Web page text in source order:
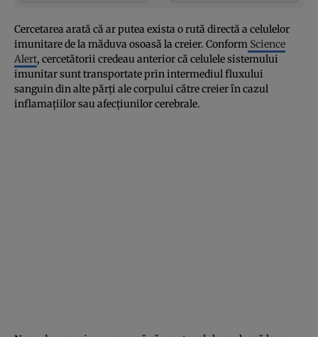
Cercetarea arată că ar putea exista o rută directă a celulelor
imunitare de la măduva osoasă la creier. Conform Science
Alert, cercetătorii credeau anterior că celulele sistemului
imunitar sunt transportate prin intermediul fluxului
sanguin din alte părţi ale corpului către creier în cazul
inflamaţiilor sau afecţiunilor cerebrale.